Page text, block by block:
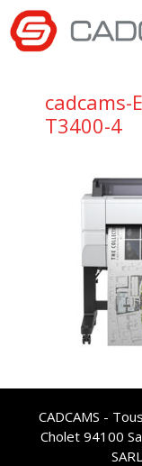
Aller
au
contenu
cadcams-
T3400-4
CADCAMS -
Cholet 94100